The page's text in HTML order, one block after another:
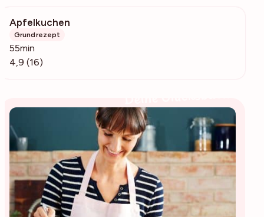
Apfelkuchen
Grundrezept
55min
4,9 (16)